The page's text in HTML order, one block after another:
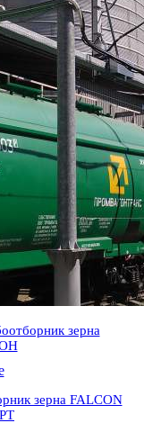
зерна
зерна FALСON